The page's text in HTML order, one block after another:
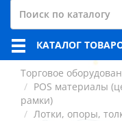
КАТАЛОГ
Торговое
POS материалы
рамки)
Лотки, опоры,